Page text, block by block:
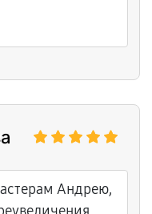
Андрею,